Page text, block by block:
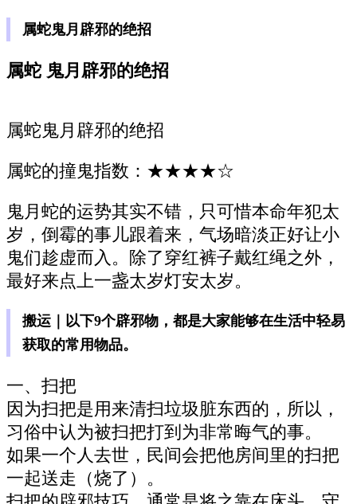
属蛇鬼月辟邪的绝招
属蛇 鬼月辟邪的绝招
属蛇鬼月辟邪的绝招
属蛇的撞鬼指数：★★★★☆
鬼月蛇的运势其实不错，只可惜本命年犯太
岁，倒霉的事儿跟着来，气场暗淡正好让小
鬼们趁虚而入。除了穿红裤子戴红绳之外，
最好来点上一盏太岁灯安太岁。
搬运｜以下9个辟邪物，都是大家能够在生活中轻易
获取的常用物品。
一、扫把
因为扫把是用来清扫垃圾脏东西的，所以，
习俗中认为被扫把打到为非常晦气的事。
如果一个人去世，民间会把他房间里的扫把
一起送走（烧了）。